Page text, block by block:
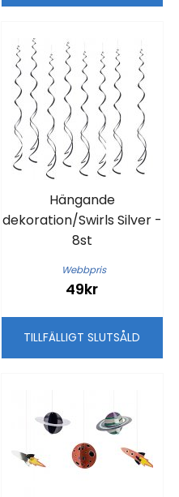
Hängande
dekoration/Swirls Silver -
8st
Webbpris
49kr
TILLFÄLLIGT SLUTSÅLD